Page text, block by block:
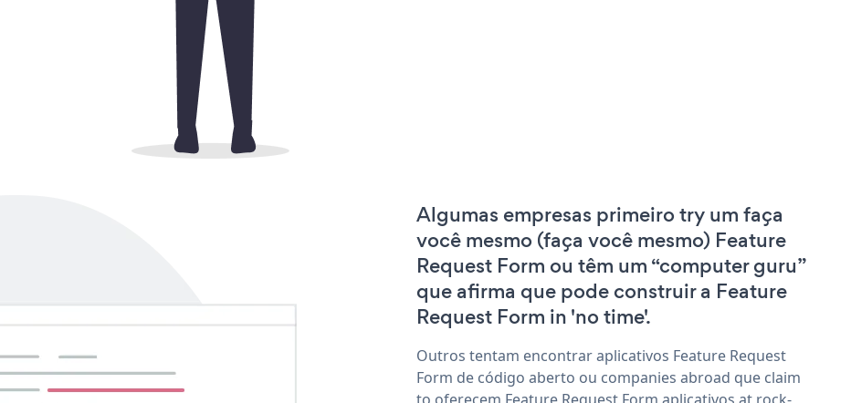
Algumas empresas primeiro try um faça
você mesmo (faça você mesmo) Feature
Request Form ou têm um “computer guru”
que afirma que pode construir a Feature
Request Form in 'no time'.
Outros tentam encontrar aplicativos Feature Request
Form de código aberto ou companies abroad que claim